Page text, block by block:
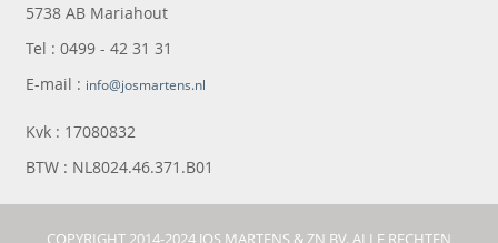
5738 AB Mariahout
Tel : 0499 - 42 31 31
E-mail : info@josmartens.nl
Kvk : 17080832
BTW : NL8024.46.371.B01
COPYRIGHT 2014-2024 JOS MARTENS & ZN BV. ALLE RECHTEN